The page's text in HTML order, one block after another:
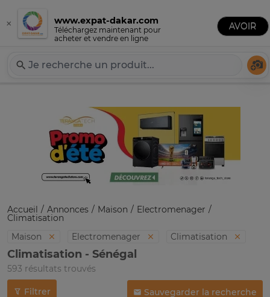
Expat-Dakar
Publier une annonce
Accueil Annonces Maison Electromenager
Climatisation
Maison
Electromenager Climatisation
Climatisation - Sénégal
593 résultats trouvés
Filtrer Sauvegarder la recherche
×
Téléchargez maintenant pour
acheter et vendre en ligne
www.expat-dakar.com
AVOIR